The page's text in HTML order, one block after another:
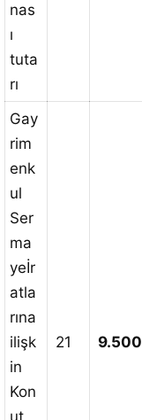
nas
ı
tuta
rı
Gay
rim
enk
ul
Ser
ma
yeİr
atla
rına
ilişk
in
Kon
ut
21 9.500